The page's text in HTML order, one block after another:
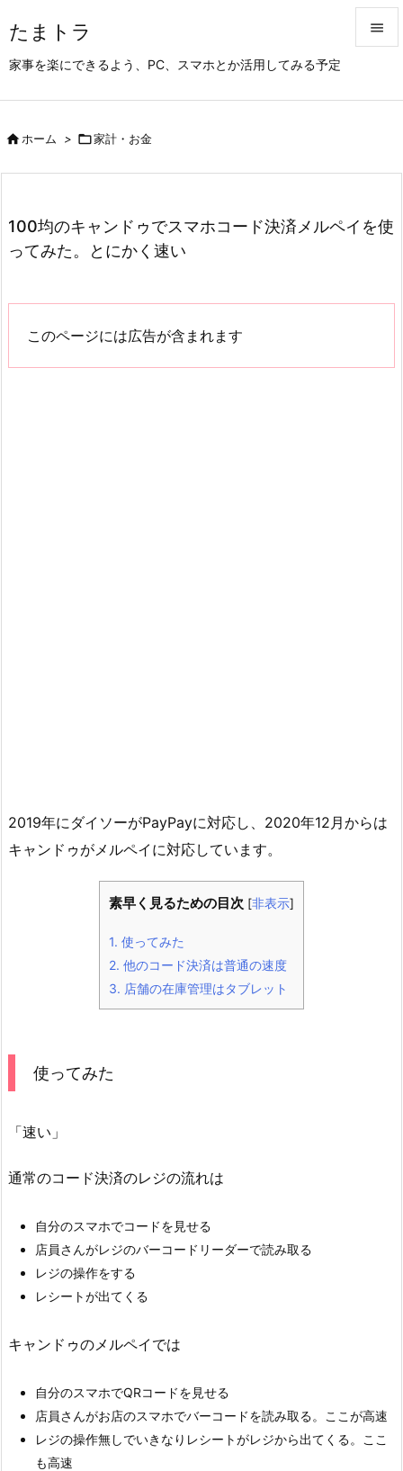
たまトラ
家事を楽にできるよう、PC、スマホとか活用してみる予定

前へ
次へ
ホーム > 家計・お金
100均のキャンドゥでスマホコード決済メルペイを使
ってみた。とにかく速い
このページには広告が含まれます
2019年にダイソーがPayPayに対応し、2020年12月からは
キャンドゥがメルペイに対応しています。
素早く見るための目次 [非表示]
1. 使ってみた
2. 他のコード決済は普通の速度
3. 店舗の在庫管理はタブレット
使ってみた
「速い」
通常のコード決済のレジの流れは
自分のスマホでコードを見せる
店員さんがレジのバーコードリーダーで読み取る
レジの操作をする
レシートが出てくる
キャンドゥのメルペイでは
自分のスマホでQRコードを見せる
店員さんがお店のスマホでバーコードを読み取る。ここが高速
レジの操作無しでいきなりレシートがレジから出てくる。ここ
も高速